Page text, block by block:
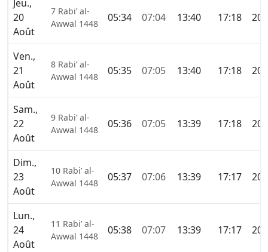
Jeu.,
20
Août
7 Rabi’ al-
Awwal 1448
05:34 07:04 13:40 17:18
Ven.,
21
Août
8 Rabi’ al-
Awwal 1448
05:35 07:05 13:40 17:18
Sam.,
22
Août
9 Rabi’ al-
Awwal 1448
05:36 07:05 13:39 17:18
Dim.,
23
Août
10 Rabi’ al-
Awwal 1448
05:37 07:06 13:39 17:17
Lun.,
24
Août
11 Rabi’ al-
Awwal 1448
05:38 07:07 13:39 17:17